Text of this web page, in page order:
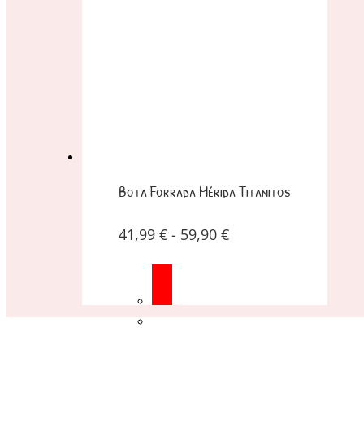
Bota Forrada Mérida Titanitos
41,99 € - 59,90 €